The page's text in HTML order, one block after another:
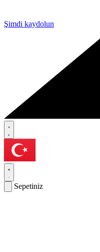
Şimdi kaydolun
Sepetiniz